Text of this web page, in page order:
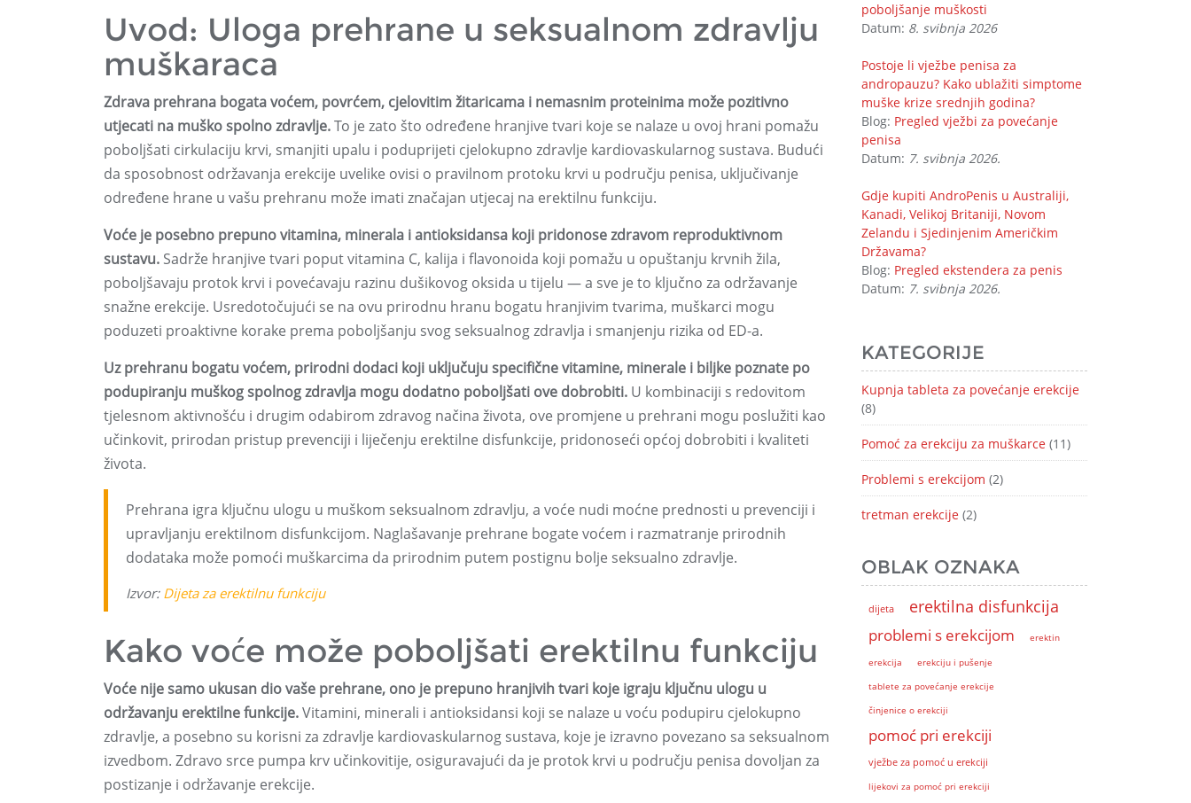
Uvod: Uloga prehrane u seksualnom zdravlju
muškaraca
Zdrava prehrana bogata voćem, povrćem, cjelovitim žitaricama i nemasnim proteinima može pozitivno
utjecati na muško spolno zdravlje.To je zato što određene hranjive tvari koje se nalaze u ovoj hrani pomažu
poboljšati cirkulaciju krvi, smanjiti upalu i poduprijeti cjelokupno zdravlje kardiovaskularnog sustava. Budući
da sposobnost održavanja erekcije uvelike ovisi o pravilnom protoku krvi u području penisa, uključivanje
određene hrane u vašu prehranu može imati značajan utjecaj na erektilnu funkciju.
Voće je posebno prepuno vitamina, minerala i antioksidansa koji pridonose zdravom reproduktivnom
sustavu. Sadrže hranjive tvari poput vitamina C, kalija i flavonoida koji pomažu u opuštanju krvnih žila,
poboljšavaju protok krvi i povećavaju razinu dušikovog oksida u tijelu — a sve je to ključno za održavanje
snažne erekcije. Usredotočujući se na ovu prirodnu hranu bogatu hranjivim tvarima, muškarci mogu
poduzeti proaktivne korake prema poboljšanju svog seksualnog zdravlja i smanjenju rizika od ED-a.
Uz prehranu bogatu voćem, prirodni dodaci koji uključuju specifične vitamine, minerale i biljke poznate po
podupiranju muškog spolnog zdravlja mogu dodatno poboljšati ove dobrobiti. U kombinaciji s redovitom
tjelesnom aktivnošću i drugim odabirom zdravog načina života, ove promjene u prehrani mogu poslužiti kao
učinkovit, prirodan pristup prevenciji i liječenju erektilne disfunkcije, pridonoseći općoj dobrobiti i kvaliteti
života.
Prehrana igra ključnu ulogu u muškom seksualnom zdravlju, a voće nudi moćne prednosti u prevenciji i
upravljanju erektilnom disfunkcijom. Naglašavanje prehrane bogate voćem i razmatranje prirodnih
dodataka može pomoći muškarcima da prirodnim putem postignu bolje seksualno zdravlje.
Izvor: Dijeta za erektilnu funkciju
Kako voće može poboljšati erektilnu funkciju
Voće nije samo ukusan dio vaše prehrane, ono je prepuno hranjivih tvari koje igraju ključnu ulogu u
održavanju erektilne funkcije.Vitamini, minerali i antioksidansi koji se nalaze u voću podupiru cjelokupno
zdravlje, a posebno su korisni za zdravlje kardiovaskularnog sustava, koje je izravno povezano sa seksualnom
izvedbom. Zdravo srce pumpa krv učinkovitije, osiguravajući da je protok krvi u području penisa dovoljan za
postizanje i održavanje erekcije.
poboljšanje muškosti
Datum: 8. svibnja 2026
Postoje li vježbe penisa za
andropauzu? Kako ublažiti simptome
muške krize srednjih godina?
Blog: Pregled vježbi za povećanje
penisa
Datum: 7. svibnja 2026.
Gdje kupiti AndroPenis u Australiji,
Kanadi, Velikoj Britaniji, Novom
Zelandu i Sjedinjenim Američkim
Državama?
Blog: Pregled ekstendera za penis
Datum: 7. svibnja 2026.
KATEGORIJE
Kupnja tableta za povećanje erekcije
(8)
Pomoć za erekciju za muškarce (11)
Problemi s erekcijom (2)
tretman erekcije (2)
OBLAK OZNAKA
dijeta erektilna disfunkcija
problemi s erekcijom
erektin
erekcija
erekciju i pušenje
tablete za povećanje erekcije
činjenice o erekciji
pomoć pri erekciji
vježbe za pomoć u erekciji
lijekovi za pomoć pri erekciji